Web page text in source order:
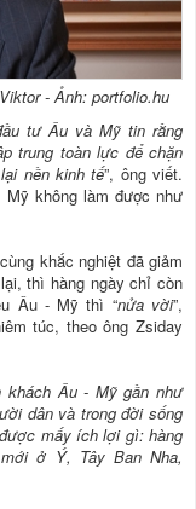
- Ảnh: portfolio.hu
tư Âu và Mỹ tin rằng
trung toàn lực để chặn
nền kinh tế”, ông viết.
không làm được như
khắc nghiệt đã giảm
thì hàng ngày chỉ còn
Âu - Mỹ thì “nửa vời”,
túc, theo ông Zsiday
Âu - Mỹ gần như
dân và trong đời sống
mấy ích lợi gì: hàng
ở Ý, Tây Ban Nha,